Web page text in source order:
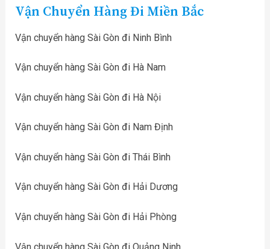
Vận Chuyển Hàng Đi Miền Bắc
Vận chuyển hàng Sài Gòn đi Ninh Bình
Vận chuyển hàng Sài Gòn đi Hà Nam
Vận chuyển hàng Sài Gòn đi Hà Nội
Vận chuyển hàng Sài Gòn đi Nam Định
Vận chuyển hàng Sài Gòn đi Thái Bình
Vận chuyển hàng Sài Gòn đi Hải Dương
Vận chuyển hàng Sài Gòn đi Hải Phòng
Vận chuyển hàng Sài Gòn đi Quảng Ninh